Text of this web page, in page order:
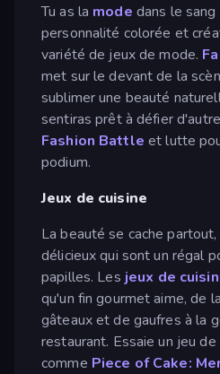
Tu as la mode dans le
personnalité colorée et
variété de jeux de mode.
met sur le devant de la
sublimer une beauté
sentiras prêt à défier
Fashion Battle et lutte
podium.
Jeux de cuisine
La beauté se cache
délicieux qui sont un régal
papilles. Les jeux de
qu'un fin gourmet aime, de
gâteaux et de gaufres à la
restaurant. Essaie un jeu
comme Piece of Cake: